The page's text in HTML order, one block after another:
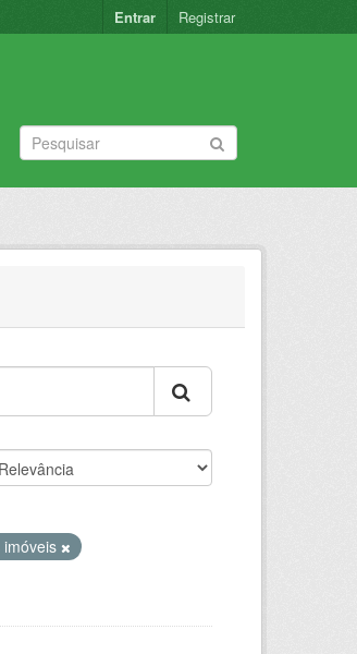
Entrar Registrar
imóveis